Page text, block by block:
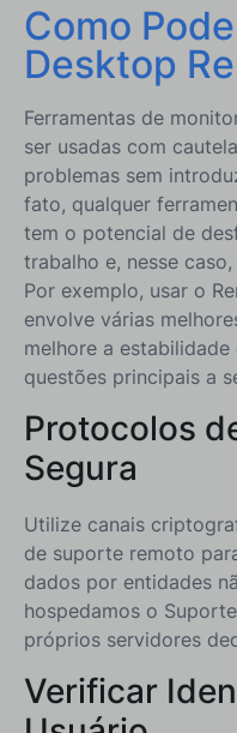
Como
Desktop
Ferramentas de
ser usadas com
problemas sem
fato, qualquer
tem o potencial de
trabalho e, nesse
Por exemplo, usar o
envolve várias
melhore a
questões principais a
Protocolos
Segura
Utilize canais
de suporte remoto
dados por entidades
hospedamos o
próprios servidores
Verificar